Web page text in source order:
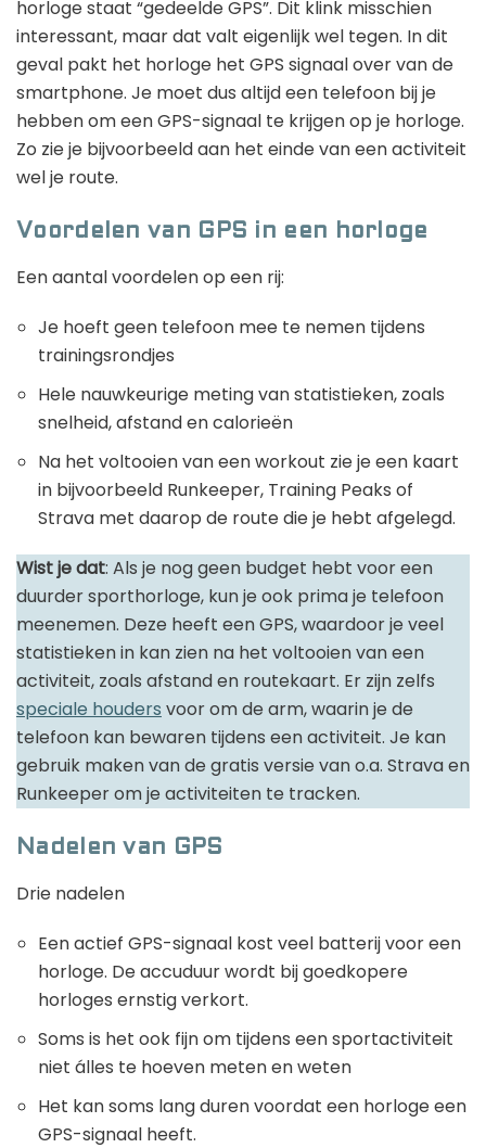
horloge staat “gedeelde GPS”. Dit klink misschien
interessant, maar dat valt eigenlijk wel tegen. In dit
geval pakt het horloge het GPS signaal over van de
smartphone. Je moet dus altijd een telefoon bij je
hebben om een GPS-signaal te krijgen op je horloge.
Zo zie je bijvoorbeeld aan het einde van een activiteit
wel je route.
Voordelen van GPS in een horloge
Een aantal voordelen op een rij:
Je hoeft geen telefoon mee te nemen tijdens
trainingsrondjes
Hele nauwkeurige meting van statistieken, zoals
snelheid, afstand en calorieën
Na het voltooien van een workout zie je een kaart
in bijvoorbeeld Runkeeper, Training Peaks of
Strava met daarop de route die je hebt afgelegd.
Wist je dat: Als je nog geen budget hebt voor een
duurder sporthorloge, kun je ook prima je telefoon
meenemen. Deze heeft een GPS, waardoor je veel
statistieken in kan zien na het voltooien van een
activiteit, zoals afstand en routekaart. Er zijn zelfs
speciale houders voor om de arm, waarin je de
telefoon kan bewaren tijdens een activiteit. Je kan
gebruik maken van de gratis versie van o.a. Strava en
Runkeeper om je activiteiten te tracken.
Nadelen van GPS
Drie nadelen
Een actief GPS-signaal kost veel batterij voor een
horloge. De accuduur wordt bij goedkopere
horloges ernstig verkort.
Soms is het ook fijn om tijdens een sportactiviteit
niet álles te hoeven meten en weten
Het kan soms lang duren voordat een horloge een
GPS-signaal heeft.